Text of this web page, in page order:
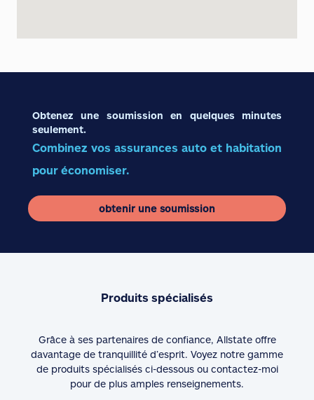
Obtenez une soumission en quelques minutes
seulement.
Combinez vos assurances auto et habitation
pour économiser.
obtenir une soumission
Produits spécialisés
Grâce à ses partenaires de confiance, Allstate offre
davantage de tranquillité d’esprit. Voyez notre gamme
de produits spécialisés ci-dessous ou contactez-moi
pour de plus amples renseignements.